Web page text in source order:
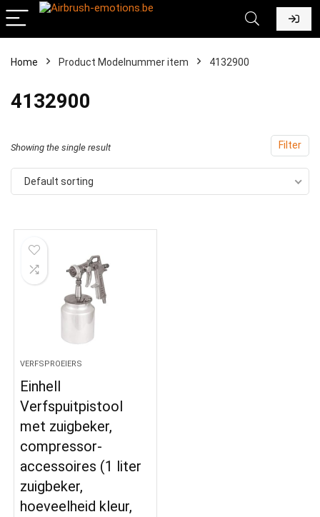
Home Product Modelnummer item ‎4132900
‎4132900
Filter
Showing the single result
Default sorting
VERFSPROEIERS
Einhell
Verfspuitpistool
met zuigbeker,
compressor-
accessoires (1 liter
zuigbeker,
hoeveelheid kleur,